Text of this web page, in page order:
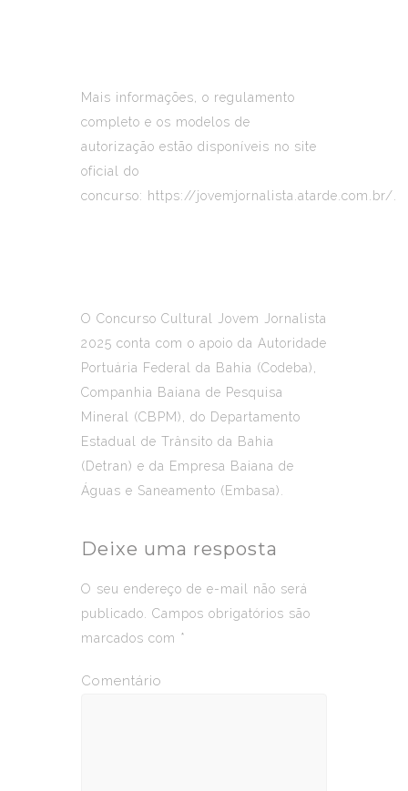
Mais informações, o regulamento
completo e os modelos de
autorização estão disponíveis no site
oficial do
concurso: https://jovemjornalista.atarde.com.br/
O Concurso Cultural Jovem Jornalista
2025 conta com o apoio da Autoridade
Portuária Federal da Bahia (Codeba),
Companhia Baiana de Pesquisa
Mineral (CBPM), do Departamento
Estadual de Trânsito da Bahia
(Detran) e da Empresa Baiana de
Águas e Saneamento (Embasa).
Deixe uma resposta
O seu endereço de e-mail não será
publicado.
Campos obrigatórios são
marcados com *
Comentário